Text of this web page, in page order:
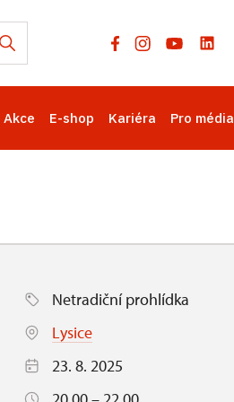
Akce E-shop Kariéra Pro média
Netradiční prohlídka
Lysice
23. 8. 2025